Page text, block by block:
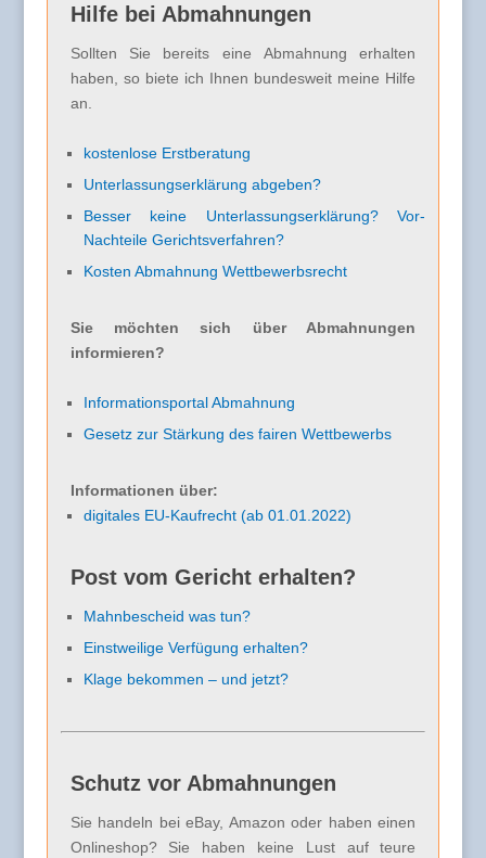
Hilfe bei Abmahnungen
Sollten Sie bereits eine Abmahnung erhalten
haben, so biete ich Ihnen bundesweit meine Hilfe
an.
kostenlose Erstberatung
Unterlassungserklärung abgeben?
Besser keine Unterlassungserklärung? Vor-
Nachteile Gerichtsverfahren?
Kosten Abmahnung Wettbewerbsrecht
Sie möchten sich über Abmahnungen
informieren?
Informationsportal Abmahnung
Gesetz zur Stärkung des fairen Wettbewerbs
Informationen über:
digitales EU-Kaufrecht (ab 01.01.2022)
Post vom Gericht erhalten?
Mahnbescheid was tun?
Einstweilige Verfügung erhalten?
Klage bekommen – und jetzt?
Schutz vor Abmahnungen
Sie handeln bei eBay, Amazon oder haben einen
Onlineshop? Sie haben keine Lust auf teure